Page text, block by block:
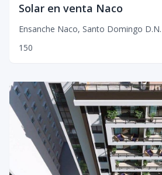
Solar en venta Naco
Ensanche Naco, Santo Domingo D.N.
150